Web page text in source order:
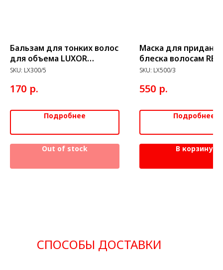
Бальзам для тонких волос
для объема LUXOR
Professional, 300 мл
SKU: LX300/5
170 р.
Подробнее
Out of stock
Маска для придания
блеска волосам
LUXOR Profession
SKU: LX500/3
550 р.
Подробнее
В корзину
СПОСОБЫ ДОСТАВКИ